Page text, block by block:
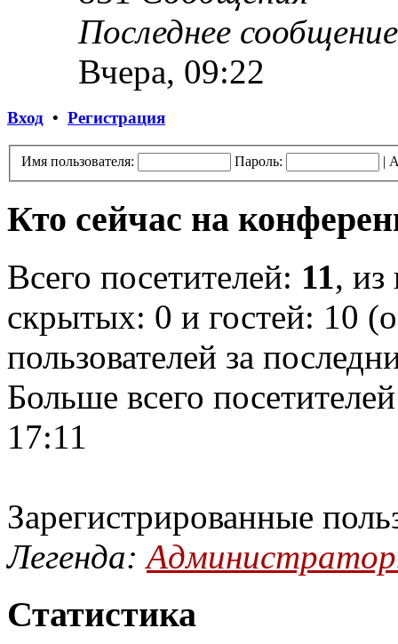
Последнее сообщение
Вчера, 09:22
Вход • Регистрация
Имя пользователя: Пароль: |
Кто сейчас на
Всего посетителей: 11, из
скрытых: 0 и гостей: 10
пользователей за
Больше всего
17:11
Зарегистрированные
Легенда:
Статистика